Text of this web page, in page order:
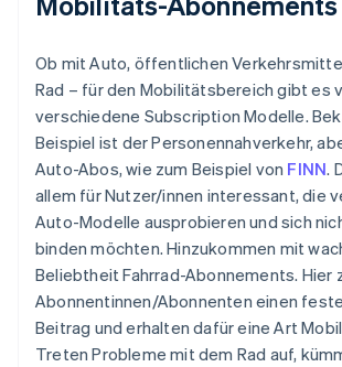
Ob mit Auto, öffentlichen
Rad – für den Mobilitätsbereich gibt es
verschiedene Subscription Modelle.
Beispiel ist der Personennahverkehr,
Auto-Abos, wie zum Beispiel von FINN.
allem für Nutzer/innen interessant, die
Auto-Modelle ausprobieren und sich
binden möchten. Hinzukommen mit
Beliebtheit Fahrrad-Abonnements. Hier
Abonnentinnen/Abonnenten einen
Beitrag und erhalten dafür eine Art
Treten Probleme mit dem Rad auf,